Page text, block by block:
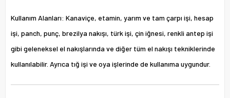
Kullanım Alanları: Kanaviçe, etamin, yarım ve tam çarpı işi, hesap
işi, panch, punç, brezilya nakışı, türk işi, çin iğnesi, renkli antep işi
gibi geleneksel el nakışlarında ve diğer tüm el nakışı tekniklerinde
kullanılabilir. Ayrıca tığ işi ve oya işlerinde de kullanıma uygundur.